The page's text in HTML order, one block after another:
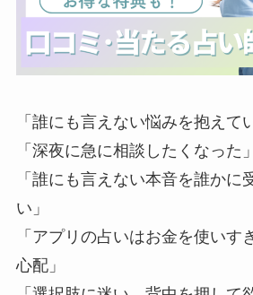
「誰にも言えない悩みを抱えて
「深夜に急に相談したくなった」
「誰にも言えない本音を誰かに
い」
「アプリの占いはお金を使いす
心配」